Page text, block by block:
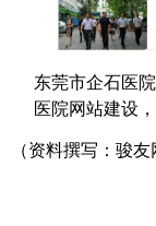
东莞市企石医
医院网站建设
（资料撰写：骏友